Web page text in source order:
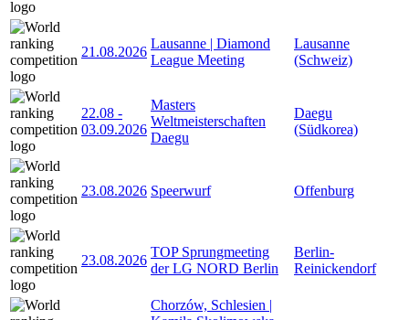
21.08.2026
Lausanne | Diamond
League Meeting
Lausanne
(Schweiz)
22.08 -
03.09.2026
Masters
Weltmeisterschaften
Daegu
Daegu
(Südkorea)
23.08.2026 Speerwurf Offenburg
23.08.2026
TOP Sprungmeeting
der LG NORD Berlin
Berlin-
Reinickendorf
Chorzów, Schlesien |